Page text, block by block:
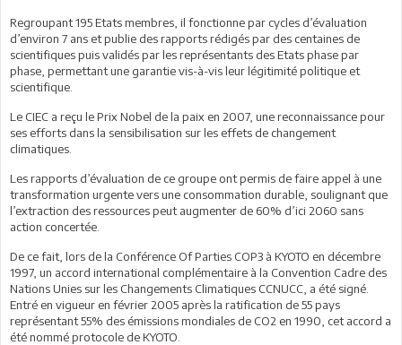
Regroupant 195 Etats membres, il fonctionne par cycles d’évaluation
d’environ 7 ans et publie des rapports rédigés par des centaines de
scientifiques puis validés par les représentants des Etats phase par
phase, permettant une garantie vis-à-vis leur légitimité politique et
scientifique.
Le CIEC a reçu le Prix Nobel de la paix en 2007, une reconnaissance pour
ses efforts dans la sensibilisation sur les effets de changement
climatiques.
Les rapports d’évaluation de ce groupe ont permis de faire appel à une
transformation urgente vers une consommation durable, soulignant que
l’extraction des ressources peut augmenter de 60% d’ici 2060 sans
action concertée.
De ce fait, lors de la Conférence Of Parties COP3 à KYOTO en décembre
1997, un accord international complémentaire à la Convention Cadre des
Nations Unies sur les Changements Climatiques CCNUCC, a été signé.
Entré en vigueur en février 2005 après la ratification de 55 pays
représentant 55% des émissions mondiales de CO2 en 1990, cet accord a
été nommé protocole de KYOTO.